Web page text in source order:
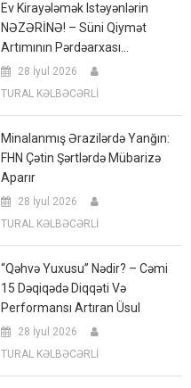
Ev Kirayələmək Istəyənlərin
NƏZƏRİNƏ! – Süni Qiymət
Artımının Pərdəarxası…
28 İyul 2026
TURAL KƏLBƏCƏRLİ
Minalanmış Ərazilərdə Yanğın:
FHN Çətin Şərtlərdə Mübarizə
Aparır
28 İyul 2026
TURAL KƏLBƏCƏRLİ
“Qəhvə Yuxusu” Nədir? – Cəmi
15 Dəqiqədə Diqqəti Və
Performansı Artıran Üsul
28 İyul 2026
TURAL KƏLBƏCƏRLİ